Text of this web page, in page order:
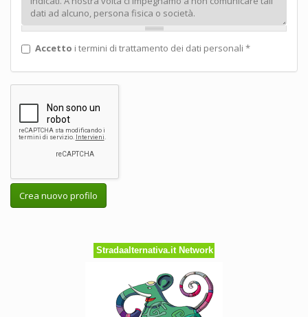
Accetto i termini di trattamento dei dati personali *
Crea nuovo profilo
Stradaalternativa.it Network